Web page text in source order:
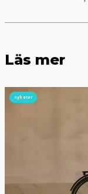
Läs mer
nyheter